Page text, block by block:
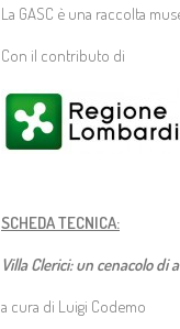
La GASC è una raccolta
Con il contributo di
SCHEDA TECNICA:
Villa Clerici: un cenacolo di
a cura di Luigi Codemo